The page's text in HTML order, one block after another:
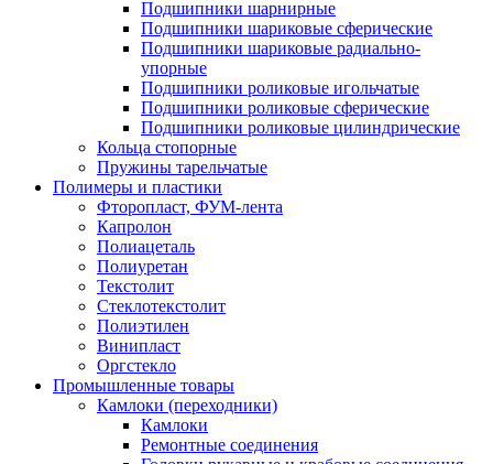
Подшипники шарнирные
Подшипники шариковые сферические
Подшипники шариковые радиально-
упорные
Подшипники роликовые игольчатые
Подшипники роликовые сферические
Подшипники роликовые цилиндрические
Кольца стопорные
Пружины тарельчатые
Полимеры и пластики
Фторопласт, ФУМ-лента
Капролон
Полиацеталь
Полиуретан
Текстолит
Стеклотекстолит
Полиэтилен
Винипласт
Оргстекло
Промышленные товары
Камлоки (переходники)
Камлоки
Ремонтные соединения